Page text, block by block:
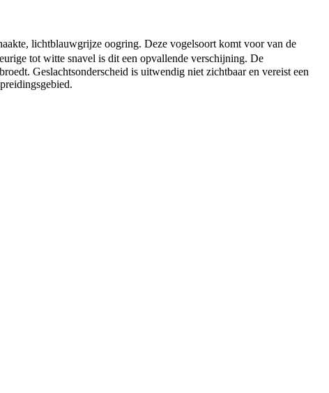
lichtblauwgrijze oogring. Deze vogelsoort komt voor van de
tot witte snavel is dit een opvallende verschijning. De
Geslachtsonderscheid is uitwendig niet zichtbaar en vereist een